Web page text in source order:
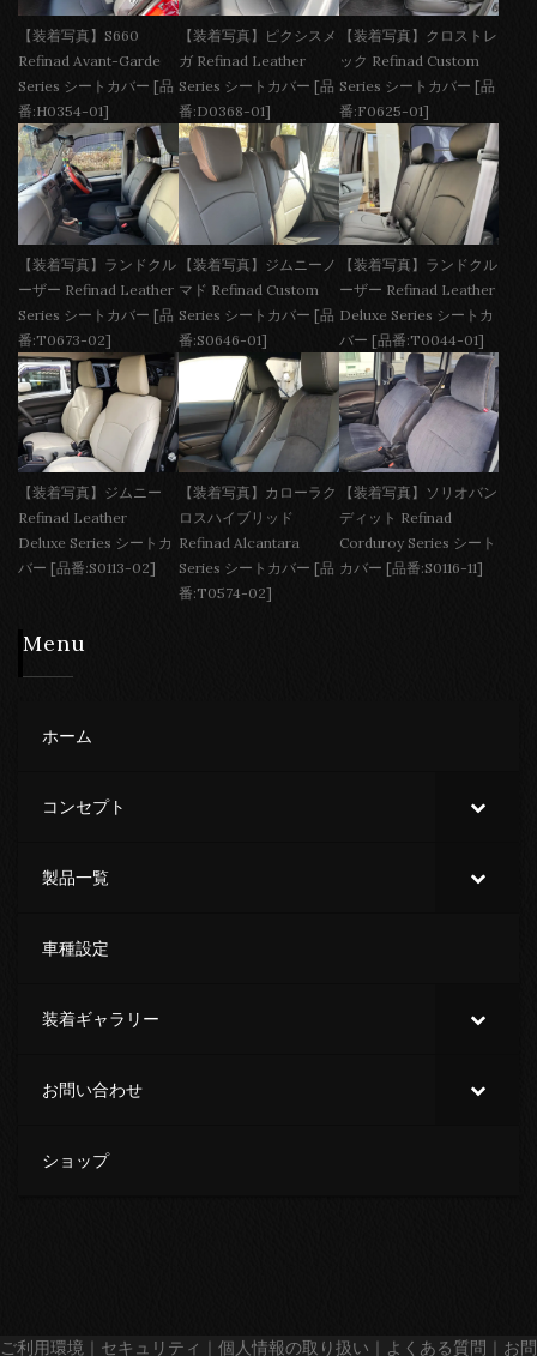
【装着写真】S660
Refinad Avant-Garde
Series シートカバー [品
番:H0354-01]
【装着写真】ピクシスメ
ガ Refinad Leather
Series シートカバー [品
番:D0368-01]
【装着写真】クロストレ
ック Refinad Custom
Series シートカバー [品
番:F0625-01]
【装着写真】ランドクル
ーザー Refinad Leather
Series シートカバー [品
番:T0673-02]
【装着写真】ジムニーノ
マド Refinad Custom
Series シートカバー [品
番:S0646-01]
【装着写真】ランドクル
ーザー Refinad Leather
Deluxe Series シートカ
バー [品番:T0044-01]
【装着写真】ジムニー
Refinad Leather
Deluxe Series シートカ
バー [品番:S0113-02]
【装着写真】カローラク
ロスハイブリッド
Refinad Alcantara
Series シートカバー [品
番:T0574-02]
【装着写真】ソリオバン
ディット Refinad
Corduroy Series シート
カバー [品番:S0116-11]
Menu
ホーム
コンセプト
製品一覧
車種設定
装着ギャラリー
お問い合わせ
ショップ
ご利用環境 ｜ セキュリティ ｜ 個人情報の取り扱い ｜ よくある質問 ｜ お問